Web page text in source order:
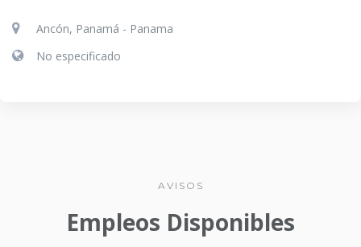
Ancón, Panamá - Panama
No especificado
AVISOS
Empleos Disponibles